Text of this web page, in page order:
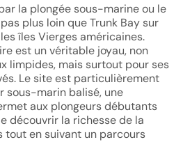
la plongée sous-marine ou le
plus loin que Trunk Bay sur
îles Vierges américaines.
est un véritable joyau, non
limpides, mais surtout pour ses
Le site est particulièrement
sous-marin balisé, une
aux plongeurs débutants
découvrir la richesse de la
tout en suivant un parcours